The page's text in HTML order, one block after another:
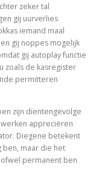
zeker tal
gij uurverlies
iemand maal
gij noppes mogelijk
gij autoplay functie
zoals de kasregister
permitteren
zijn dientengevolge
appreciëren
Diegene betekent
ben, maar die het
permanent ben